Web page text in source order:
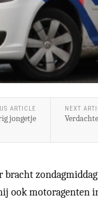
ARTICLE
jongetje
NEXT
bracht
ook motoragenten